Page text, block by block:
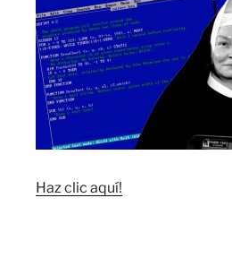
Haz clic aquí!